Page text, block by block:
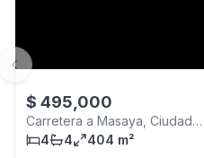
$ 495,000
Carretera a Masaya, Ciudad
Managua
4 4 404 m²
Previous slide